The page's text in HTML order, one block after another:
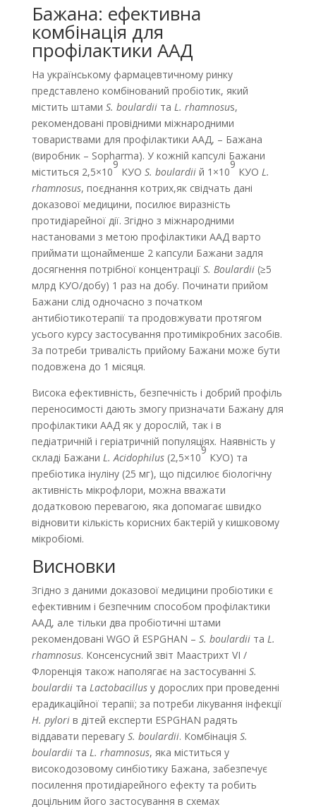
Бажана: ефективна
комбінація для
профілактики ААД
На українському фармацевтичному ринку
представлено комбінований пробіотик, який
містить штами S. boulardii та L. rhamnosus,
рекомендовані провідними міжнародними
товариствами для профілактики ААД, – Бажана
(виробник – Sopharma). У кожній капсулі Бажани
міститься 2,5×10
9
КУО S. boulardiiй 1×10
9
КУО L.
rhamnosus, поєднання котрих,як свідчать дані
доказової медицини, посилює виразність
протидіарейної дії. Згідно з міжнародними
настановами з метою профілактики ААД варто
приймати щонайменше 2 капсули Бажани задля
досягнення потрібної концентраціїS. Boulardii(≥5
млрд КУО/добу) 1 раз на добу. Починати прийом
Бажани слід одночасно з початком
антибіотикотерапії та продовжувати протягом
усього курсу застосування протимікробних засобів.
За потреби тривалість прийому Бажани може бути
подовжена до 1 місяця.
Висока ефективність, безпечність і добрий профіль
переносимості дають змогу призначати Бажану для
профілактики ААД як у дорослій, так і в
педіатричній і геріатричній популяціях. Наявність у
складі Бажани L. Acidophilus(2,5×10
9
КУО) та
пребіотика інуліну (25 мг), що підсилює біологічну
активність мікрофлори, можна вважати
додатковою перевагою, яка допомагає швидко
відновити кількість корисних бактерій у кишковому
мікробіомі.
Висновки
Згідно з даними доказової медицини пробіотики є
ефективним і безпечним способом профілактики
ААД, але тільки два пробіотичні штами
рекомендовані WGO й ESPGHAN – S. boulardii та L.
rhamnosus. Консенсусний звіт Маастрихт VI /
Флоренція також наполягає на застосуванні S.
boulardii та Lactobacillus у дорослих при проведенні
ерадикаційної терапії; за потреби лікування інфекції
H. pyloriв дітей експерти ESPGHAN радять
віддавати перевагу S. boulardii. Комбінація S.
boulardii та L. rhamnosus, яка міститься у
високодозовому синбіотику Бажана, забезпечує
посилення протидіарейного ефекту та робить
доцільним його застосування в схемах